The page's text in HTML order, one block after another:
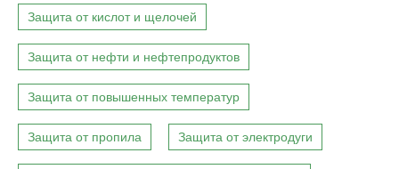
Защита от кислот и щелочей
Защита от нефти и нефтепродуктов
Защита от повышенных температур
Защита от пропила Защита от электродуги